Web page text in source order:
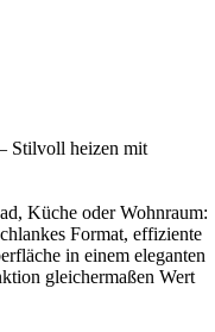
Stilvoll heizen mit
Küche oder Wohnraum:
Format, effiziente
in einem eleganten
gleichermaßen Wert